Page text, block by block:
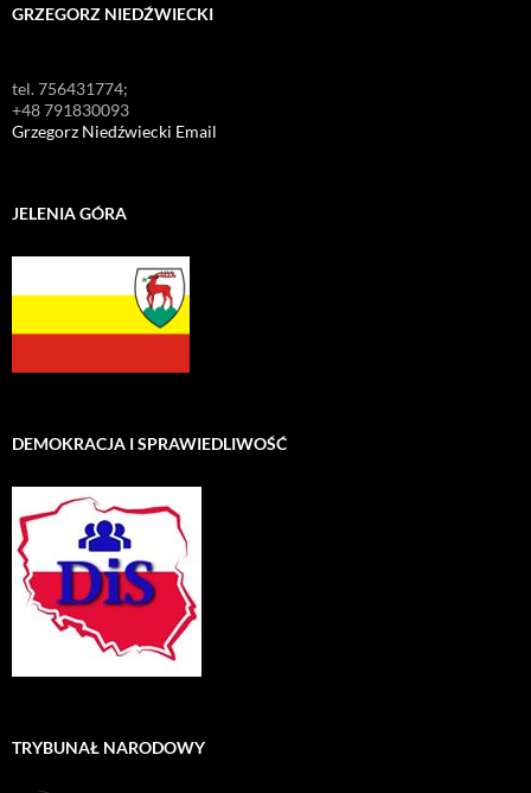
GRZEGORZ NIEDŹWIECKI
tel. 756431774;
+48 791830093
Grzegorz Niedźwiecki Email
JELENIA GÓRA
DEMOKRACJA I SPRAWIEDLIWOŚĆ
TRYBUNAŁ NARODOWY